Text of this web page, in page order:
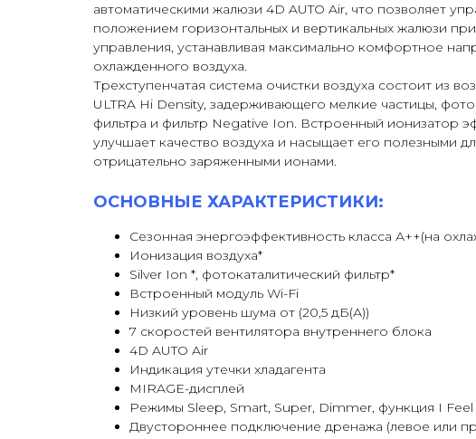
автоматическими жалюзи 4D AUTO Air, что позволяет
положением горизонтальных и вертикальных жалюзи
управления, устанавливая максимально комфортное
охлажденного воздуха.
Трехступенчатая система очистки воздуха состоит из
ULTRA Hi Density, задерживающего мелкие частицы,
фильтра и фильтр Negative Ion. Встроенный ионизатор
улучшает качество воздуха и насыщает его полезными
отрицательно заряженными ионами.
ОСНОВНЫЕ ХАРАКТЕРИСТИКИ:
Сезонная энергоэффективность класса А++(на
Ионизация воздуха*
Silver Ion *, фотокаталитический фильтр*
Встроенный модуль Wi-Fi
Низкий уровень шума от (20,5 дБ(А))
7 скоростей вентилятора внутреннего блока
4D AUTO Air
Индикация утечки хладагента
MIRAGE-дисплей
Режимы Sleep, Smart, Super, Dimmer, функция I Feel
Двустороннее подключение дренажа (левое или